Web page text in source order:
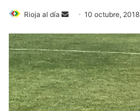
Rioja al día
n
d
a
n
e
10 octubre, 2018